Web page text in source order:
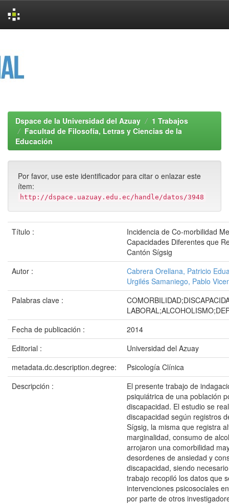
Dspace de la Universidad del Azuay
1 Trabajos
Facultad de Filosofía, Letras y Ciencias de la
Educación
Por favor, use este identificador para citar o enlazar este
ítem:
http://dspace.uazuay.edu.ec/handle/datos/3948
Título :
Incidencia de Co-morbilidad
Capacidades Diferentes que
Cantón Sígsig
Autor :
Cabrera Orellana, Patricio
Urgilés Samaniego, Pablo
Palabras clave :
Fecha de publicación :
2014
Editorial :
Universidad del Azuay
metadata.dc.description.degree:
Psicología Clínica
Descripción :
El presente trabajo de
psiquiátrica de una población
discapacidad. El estudio se
discapacidad según registros
Sígsig, la misma que registra
marginalidad, consumo de
arrojaron una comorbilidad
desordenes de ansiedad y
discapacidad, siendo
trabajo recopiló los datos que
intervenciones psicosociales
por parte de otros